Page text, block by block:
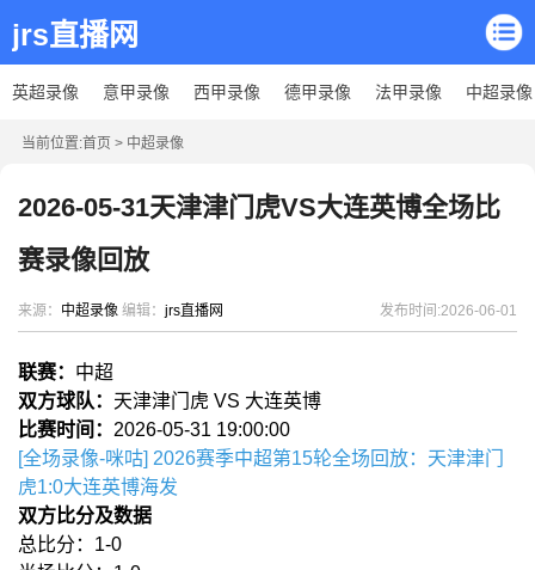
jrs直播网
英超录像 意甲录像 西甲录像 德甲录像 法甲录像 中超录像
当前位置:首页 > 中超录像
2026-05-31天津津门虎VS大连英博全场比
赛录像回放
来源： 中超录像 编辑： jrs直播网 发布时间:2026-06-01
联赛： 中超
双方球队： 天津津门虎 VS 大连英博
比赛时间： 2026-05-31 19:00:00
[全场录像-咪咕] 2026赛季中超第15轮全场回放：天津津门
虎1:0大连英博海发
双方比分及数据
总比分：1-0